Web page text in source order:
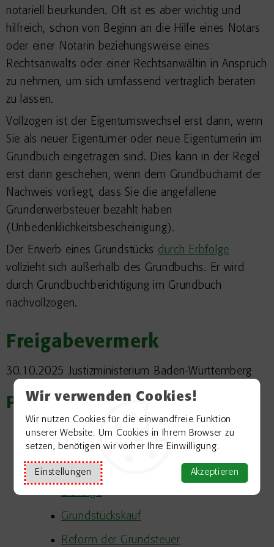
Wir verwenden Cookies!
Wir nutzen Cookies für die einwandfreie Funktion
unserer Website. Um Cookies in Ihrem Browser zu
setzen, benötigen wir vorher Ihre Einwilligung.
Einstellungen Akzeptieren
notariell beurkunden. Oft ist es aber wichtig und
hilfreich, schon von Beginn an die Hilfe eines Notars
oder einer Notarin beziehungsweise eines
Rechtsanwalts oder einer Rechtsanwältin in Anspruch
zu nehmen, um sich umfassend vertraglich beraten
zu lassen.
Vollzogen ist der Eigentumswechsel erst dann, wenn
Sie als neuer Eigentümer oder neue Eigentümerin im
Grundbuch eingetragen sind. Dies kann in der Regel
erst dann geschehen, wenn dem Grundbuchamt der
Nachweis vorliegt, dass Sie die angefallene
Grunderwerbsteuer bezahlt haben
(Unbedenklichkeitsbescheinigung).
Der Erwerb eines Grundstücks durch Erbfolge
vollzieht sich außerhalb des Grundbuchs. Er wird
durch Grundbuchberichtigung im Grundbuch
nachvollzogen.
Freigabevermerk
30.10.2025 Justizministerium Baden-Württemberg
Passend zum Thema
Grundstück
Erwerb eines Grundstücks 5001151
Erwerb eines Grundstücks im Wege der
Erbfolge
Grundstückskauf
Reform der Grundsteuer